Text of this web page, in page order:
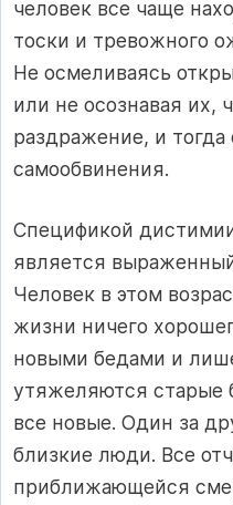
человек все чаще
тоски и тревожного
Не осмеливаясь
или не осознавая их,
раздражение, и
самообвинения.
Спецификой
является
Человек в этом
жизни ничего
новыми бедами и
утяжеляются старые
все новые. Один за
близкие люди. Все
приближающейся